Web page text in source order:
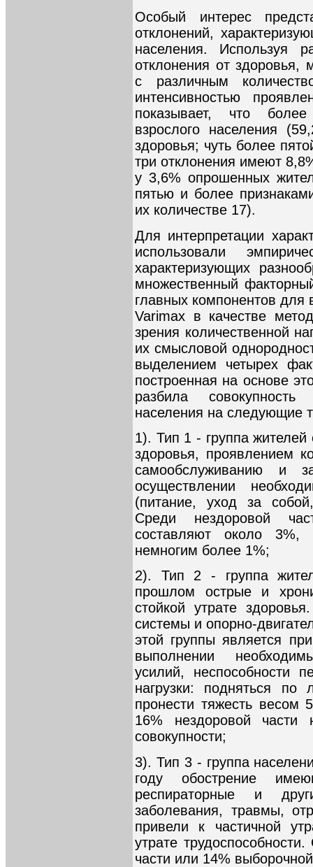
Особый интерес
отклонений,
населения. Используя
отклонения от здоровья,
с различным
интенсивностью
показывает, что
взрослого населения
здоровья; чуть более
три отклонения имеют
у 3,6% опрошенных
пятью и более
их количестве 17).
Для интерпретации
использовали
характеризующих
множественный
главных компонентов
Varimax в качестве
зрения количественной
их смысловой
выделением четырех
построенная на основе
разбила
населения на следующие
1). Тип 1 - группа
здоровья, проявлением
самообслуживанию и
осуществлении
(питание, уход за
Среди нездоровой
составляют около 3%,
немногим более 1%;
2). Тип 2 - группа
прошлом острые и
стойкой утрате
системы и опорно-
этой группы является
выполнении
усилий, неспособности
нагрузки: подняться
пронести тяжесть весом
16% нездоровой части
совокупности;
3). Тип 3 - группа
году обострение
респираторные и
заболевания, травмы,
привели к частичной
утрате
части или 14%